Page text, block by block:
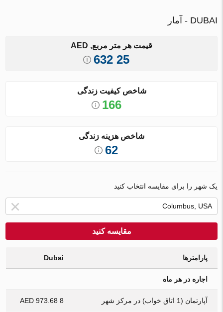
DUBAI - آمار
قیمت هر متر مربع, AED
25 632
شاخص کیفیت زندگی
166
شاخص هزینه زندگی
62
یک شهر را برای مقایسه انتخاب کنید
مقایسه کنید
پارامترها Dubai
اجاره در هر ماه
آپارتمان (1 اتاق خواب) در مرکز شهر 8 973.68 AED